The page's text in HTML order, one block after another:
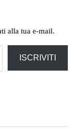
alla tua e-mail.
ISCRIVITI